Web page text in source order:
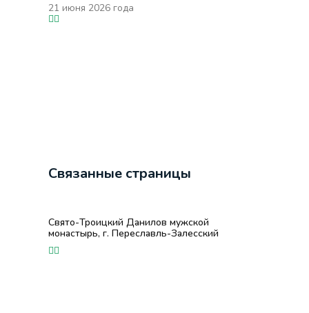
21 июня 2026 года
Связанные страницы
Свято-Троицкий Данилов мужской
монастырь, г. Переславль-Залесский